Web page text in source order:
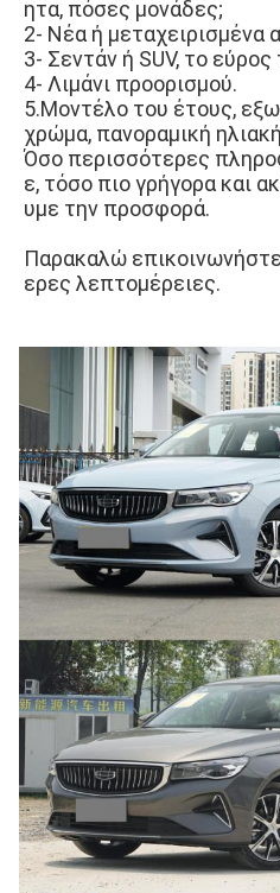
ητα, πόσες μονάδες;
2- Νέα ή μεταχειρισμένα
3- Σεντάν ή SUV, το
4- Λιμάνι προορισμού.
5.Μοντέλο του έτους,
χρώμα, πανοραμική
Όσο περισσότερες
ε, τόσο πιο γρήγορα και
υμε την προσφορά.
Παρακαλώ
ερες λεπτομέρειες.